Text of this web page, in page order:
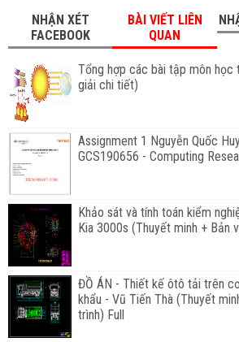
NHẬN XÉT
FACEBOOK
BÀI VIẾT LIÊN
QUAN
Tổng hợp các bài tập môn học
giải chi tiết)
Assignment 1 Nguyễn Quốc
GCS190656 - Computing
Khảo sát và tính toán kiểm
Kia 3000s (Thuyết minh + Bản
ĐỒ ÁN - Thiết kế ôtô tải trên
khẩu - Vũ Tiến Thà (Thuyết
trình) Full